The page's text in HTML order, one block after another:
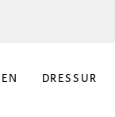
DRESSUR